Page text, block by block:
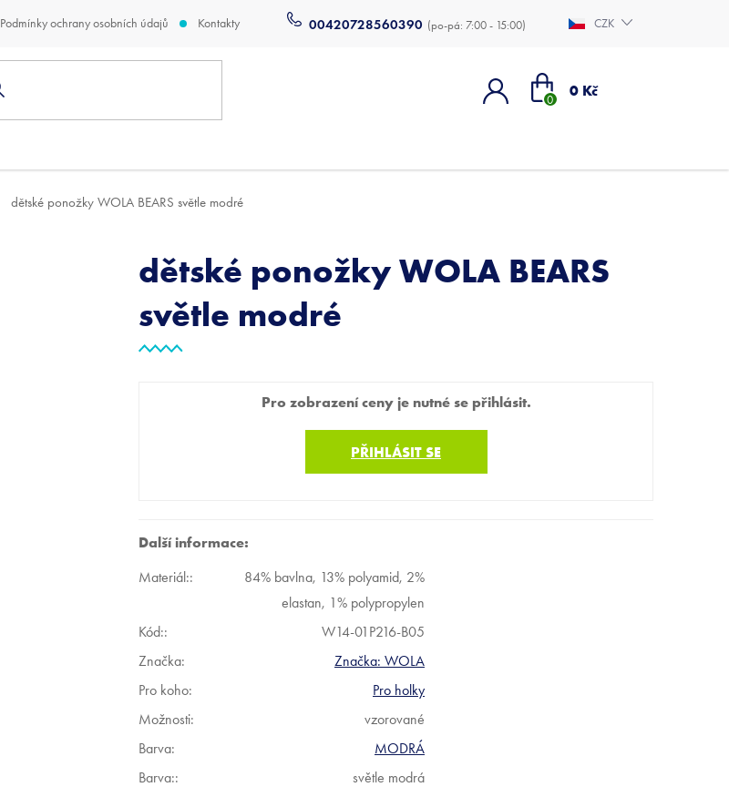
00420728560390
Podmínky ochrany osobních údajů Kontakty CZK
Nákupní
0 Kč
dětské ponožky WOLA BEARS světle modré
dětské ponožky WOLA BEARS
světle modré
Pro zobrazení ceny je nutné se přihlásit.
PŘIHLÁSIT SE
Další informace:
Materiál::
84% bavlna, 13% polyamid, 2%
elastan, 1% polypropylen
Kód::
W14-01P216-B05
Značka:
Značka: WOLA
Pro koho:
Pro holky
Možnosti:
vzorované
Barva:
MODRÁ
Barva:: světle modrá